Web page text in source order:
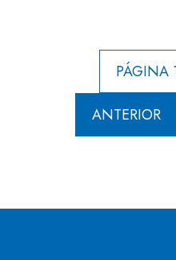
PÁGINA
ANTERIOR